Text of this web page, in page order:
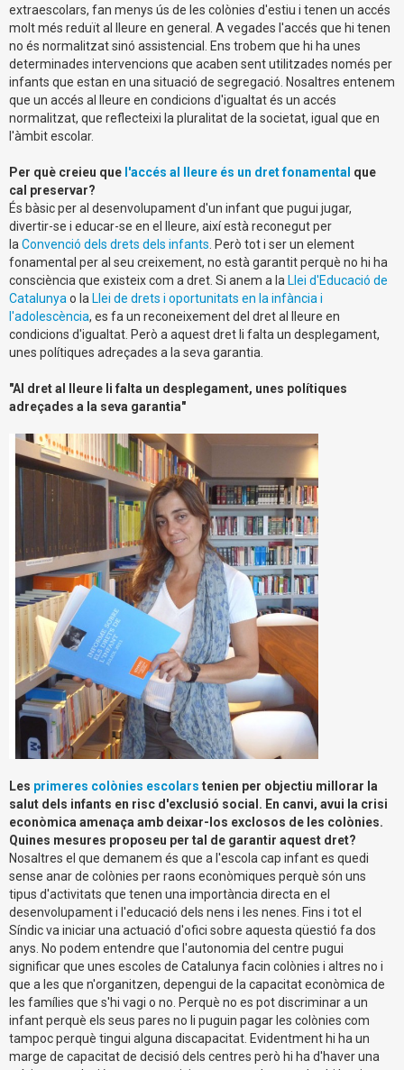
extraescolars, fan menys ús de les colònies d'estiu i tenen un accés
molt més reduït al lleure en general. A vegades l'accés que hi tenen
no és normalitzat sinó assistencial. Ens trobem que hi ha unes
determinades intervencions que acaben sent utilitzades només per
infants que estan en una situació de segregació. Nosaltres entenem
que un accés al lleure en condicions d'igualtat és un accés
normalitzat, que reflecteixi la pluralitat de la societat, igual que en
l'àmbit escolar.
Per què creieu que l'accés al lleure és un dret fonamental que
cal preservar?
És bàsic per al desenvolupament d'un infant que pugui jugar,
divertir-se i educar-se en el lleure, així està reconegut per
la Convenció dels drets dels infants . Però tot i ser un element
fonamental per al seu creixement, no està garantit perquè no hi ha
consciència que existeix com a dret. Si anem a la Llei d'Educació de
Catalunya o la Llei de drets i oportunitats en la infància i
l'adolescència, es fa un reconeixement del dret al lleure en
condicions d'igualtat. Però a aquest dret li falta un desplegament,
unes polítiques adreçades a la seva garantia.
"Al dret al lleure li falta un desplegament, unes polítiques
adreçades a la seva garantia"
Les primeres colònies escolars tenien per objectiu millorar la
salut dels infants en risc d'exclusió social. En canvi, avui la crisi
econòmica amenaça amb deixar-los exclosos de les colònies.
Quines mesures proposeu per tal de garantir aquest dret?
Nosaltres el que demanem és que a l'escola cap infant es quedi
sense anar de colònies per raons econòmiques perquè són uns
tipus d'activitats que tenen una importància directa en el
desenvolupament i l'educació dels nens i les nenes. Fins i tot el
Síndic va iniciar una actuació d'ofici sobre aquesta qüestió fa dos
anys. No podem entendre que l'autonomia del centre pugui
significar que unes escoles de Catalunya facin colònies i altres no i
que a les que n'organitzen, depengui de la capacitat econòmica de
les famílies que s'hi vagi o no. Perquè no es pot discriminar a un
infant perquè els seus pares no li puguin pagar les colònies com
tampoc perquè tingui alguna discapacitat. Evidentment hi ha un
marge de capacitat de decisió dels centres però hi ha d'haver una